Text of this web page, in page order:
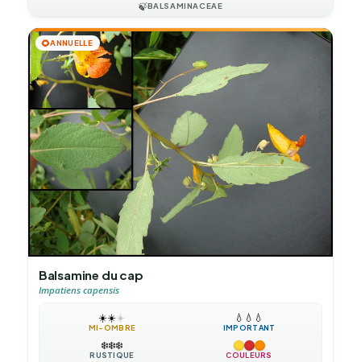
🍃BALSAMINACEAE
🌻ANNUELLE
Balsamine du cap
Impatiens capensis
☀️☀️☀️
MI-OMBRE
💧 💧 💧
IMPORTANT
❄️❄️❄️
RUSTIQUE COULEURS